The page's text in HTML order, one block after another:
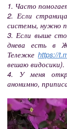
1. Часто
2. Если
системы, нужно
3. Если выше
днева есть в
Тележкеhttps://
вешаю видосики).
4. У меня
анонимно,